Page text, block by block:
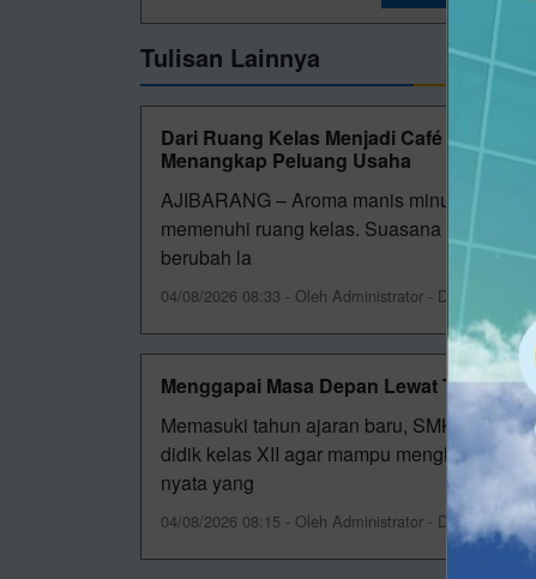
Tulisan Lainnya
Dari Ruang Kelas Menjadi Café Mini,
Menangkap Peluang Usaha
AJIBARANG – Aroma manis minuman
memenuhi ruang kelas. Suasana yang
berubah la
04/08/2026 08:33 - Oleh Administrator - Dilihat 44 kali
Menggapai Masa Depan Lewat TKA
Memasuki tahun ajaran baru, SMK
didik kelas XII agar mampu menghadapi
nyata yang
04/08/2026 08:15 - Oleh Administrator - Dilihat 35 kali